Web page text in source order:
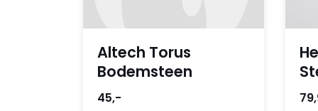
Altech Torus
Bodemsteen
45,-